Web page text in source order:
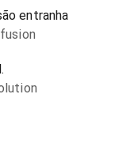
entranha